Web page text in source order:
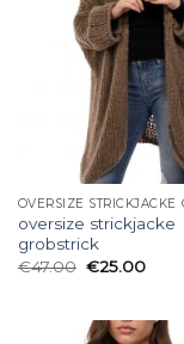
oversize strickjacke
grobstrick
€47.00 €25.00